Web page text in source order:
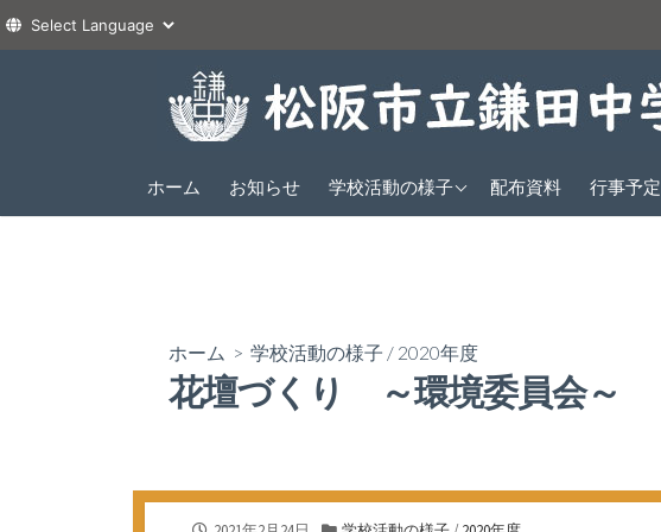
へ
ホーム お知らせ 学校活動の様子
2026年度
1年
3年
配布資料 行事予定
ホーム > 学校活動の様子 / 2020年度
花壇づくり ～環境委員会～
公
カ